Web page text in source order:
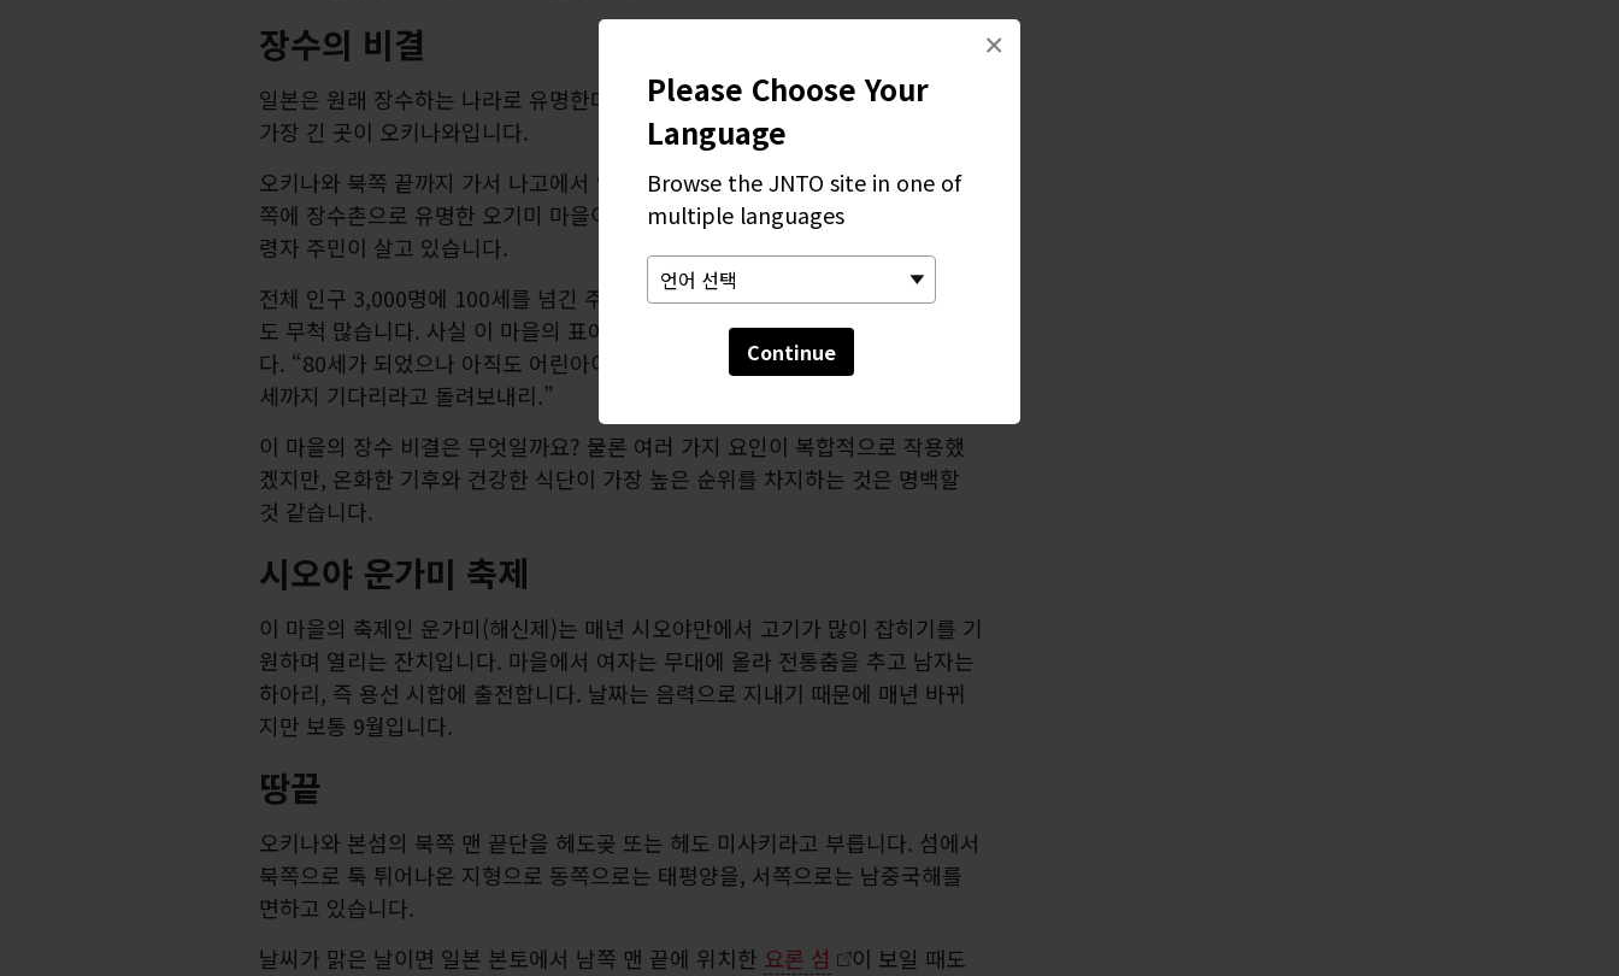
Please Choose Your
Language
Browse the JNTO site in one of
multiple languages
Continue
×
장수의 비결
일본은 원래 장수하는 나라로 유명한데, 일본의 47개 현을 통틀어 평균 수명이
가장 긴 곳이 오키나와입니다.
오키나와 북쪽 끝까지 가서 나고에서 약간 북쪽, 히가시의 서쪽, 구니가미의 남
쪽에 장수촌으로 유명한 오기미 마을이 있습니다. 이 마을에 현존하는 세계 최고
령자 주민이 살고 있습니다.
전체 인구 3,000명에 100세를 넘긴 주민이 열 명이 넘고, 100세에 가까운 주민
도 무척 많습니다. 사실 이 마을의 표어에서 이렇게 공언하기까지 했을 정도입니
다. “80세가 되었으나 아직도 어린아이로구나. 90에 하늘의 부름을 받거든 100
세까지 기다리라고 돌려보내리.”
이 마을의 장수 비결은 무엇일까요? 물론 여러 가지 요인이 복합적으로 작용했
겠지만, 온화한 기후와 건강한 식단이 가장 높은 순위를 차지하는 것은 명백할
것 같습니다.
시오야 운가미 축제
이 마을의 축제인 운가미(해신제)는 매년 시오야만에서 고기가 많이 잡히기를 기
원하며 열리는 잔치입니다. 마을에서 여자는 무대에 올라 전통춤을 추고 남자는
하아리, 즉 용선 시합에 출전합니다. 날짜는 음력으로 지내기 때문에 매년 바뀌
지만 보통 9월입니다.
땅끝
오키나와 본섬의 북쪽 맨 끝단을 헤도곶 또는 헤도 미사키라고 부릅니다. 섬에서
북쪽으로 툭 튀어나온 지형으로 동쪽으로는 태평양을, 서쪽으로는 남중국해를
면하고 있습니다.
날씨가 맑은 날이면 일본 본토에서 남쪽 맨 끝에 위치한 요론 섬
이 보일 때도